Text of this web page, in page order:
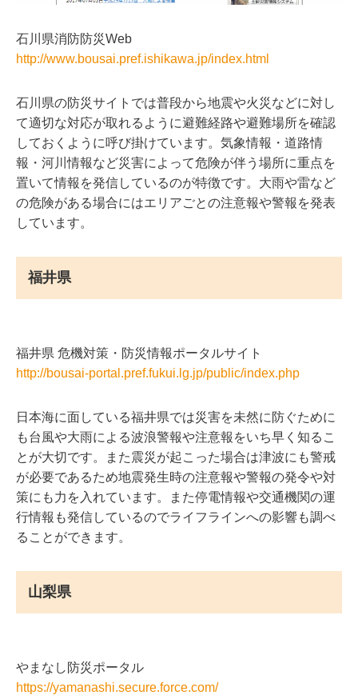
石川県消防防災Web
http://www.bousai.pref.ishikawa.jp/index.html
石川県の防災サイトでは普段から地震や火災などに対し
て適切な対応が取れるように避難経路や避難場所を確認
しておくように呼び掛けています。気象情報・道路情
報・河川情報など災害によって危険が伴う場所に重点を
置いて情報を発信しているのが特徴です。大雨や雷など
の危険がある場合にはエリアごとの注意報や警報を発表
しています。
福井県
福井県 危機対策・防災情報ポータルサイト
http://bousai-portal.pref.fukui.lg.jp/public/index.php
日本海に面している福井県では災害を未然に防ぐために
も台風や大雨による波浪警報や注意報をいち早く知るこ
とが大切です。また震災が起こった場合は津波にも警戒
が必要であるため地震発生時の注意報や警報の発令や対
策にも力を入れています。また停電情報や交通機関の運
行情報も発信しているのでライフラインへの影響も調べ
ることができます。
山梨県
やまなし防災ポータル
https://yamanashi.secure.force.com/